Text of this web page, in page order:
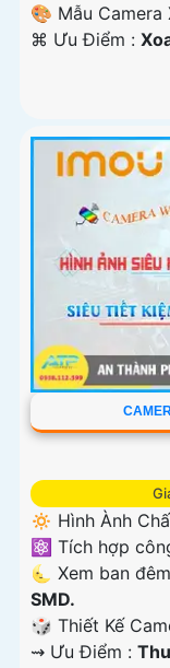
🎨 Mẫu Camera
️⌘ Ưu Điểm :
🔅 Hình Ành
⚛️ Tích hợp
🌜 Xem ban
SMD.
🎲 Thiết Kế
️⇝ Ưu Điểm :